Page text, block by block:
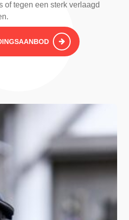
of tegen een sterk verlaagd